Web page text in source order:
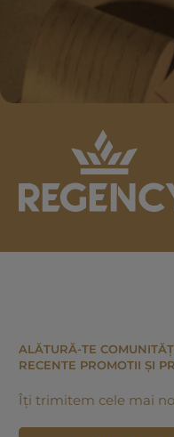
ALĂTURĂ-TE
RECENTE PROMOTII ȘI
Îți trimitem cele mai